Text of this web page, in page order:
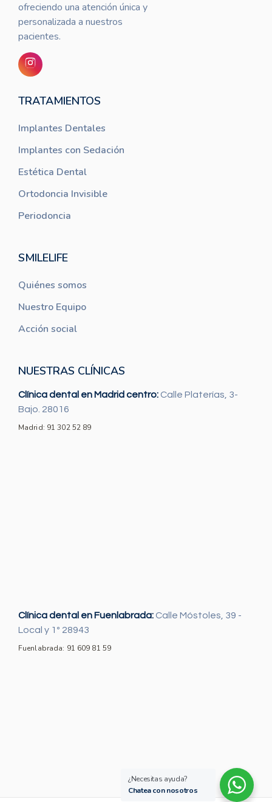
ofreciendo una atención única y
personalizada a nuestros
pacientes.
TRATAMIENTOS
Implantes Dentales
Implantes con Sedación
Estética Dental
Ortodoncia Invisible
Periodoncia
SMILELIFE
Quiénes somos
Nuestro Equipo
Acción social
NUESTRAS CLÍNICAS
Clínica dental en Madrid centro: Calle Platerías, 3-
Bajo. 28016
Madrid: 91 302 52 89
Clínica dental en Fuenlabrada: Calle Móstoles, 39 -
Local y 1º 28943
Fuenlabrada: 91 609 81 59
¿Necesitas ayuda?
Chatea con nosotros